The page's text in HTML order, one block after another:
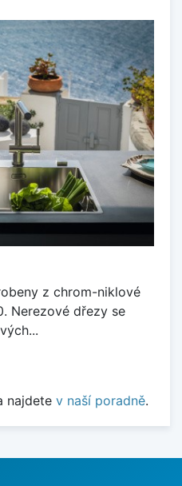
z chrom-niklové
Nerezové dřezy se
najdete v naší poradně.